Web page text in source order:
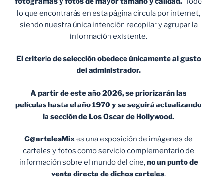
lo que encontrarás en esta página circula por internet,
siendo nuestra única intención recopilar y agrupar la
información existente.
El criterio de selección obedece únicamente al gusto
del administrador.
A partir de este año 2026, se priorizarán las
películas hasta el año 1970 y se seguirá actualizando
la sección de Los Oscar de Hollywood.
C@artelesMixes una exposición de imágenes de
carteles y fotos como servicio complementario de
información sobre el mundo del cine,no un punto de
venta directa de dichos carteles.